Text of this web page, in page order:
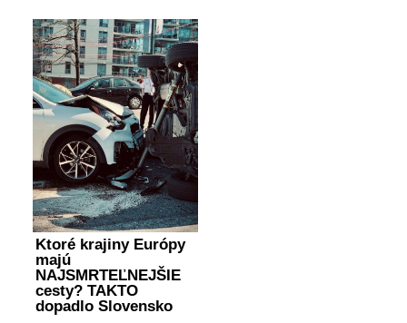
Ktoré krajiny Európy
majú
NAJSMRTEĽNEJŠIE
cesty? TAKTO
dopadlo Slovensko